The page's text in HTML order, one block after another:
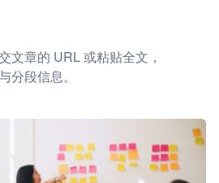
文章的 URL 或粘贴全文，
分段信息。